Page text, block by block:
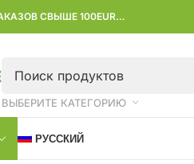
СВЫШЕ 100EUR…
ВЫБЕРИТЕ КАТЕГОРИЮ
РУССКИЙ